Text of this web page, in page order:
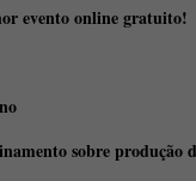
evento online gratuito!
sobre produção